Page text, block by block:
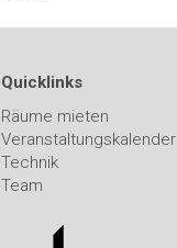
Quicklinks
Räume mieten
Veranstaltungskalender
Technik
Team